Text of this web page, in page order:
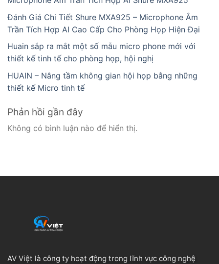
Đánh Giá Chi Tiết Shure MXA925 – Microphone Âm
Trần Tích Hợp AI Cao Cấp Cho Phòng Họp Hiện Đại
Huain sắp ra mắt một số mẫu micro phone mới với
thiết kế tinh tế cho phòng họp, hội nghị
HUAIN – Nâng tầm không gian hội họp bằng những
thiết kế Micro tinh tế
Phản hồi gần đây
Không có bình luận nào để hiển thị.
AV Việt là công ty hoạt động trong lĩnh vực công nghệ